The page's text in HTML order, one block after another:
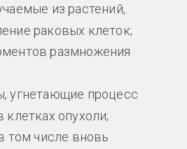
из растений,
раковых клеток;
размножения
угнетающие процесс
опухоли;
том числе вновь